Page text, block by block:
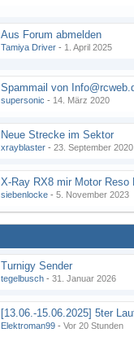
Aus Forum abmelden
Tamiya Driver - 1. April 2025
supersonic - 14. März 2020
Neue Strecke im Sektor
xrayblaster - 23. September 2020
siebenlocke - 5. November 2023
Turnigy Sender
tegelbusch - 31. Januar 2026
Elektroman99 - Vor 20 Stunden